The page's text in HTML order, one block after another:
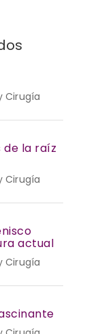
Cirugía
de la raíz
Cirugía
actual
Cirugía